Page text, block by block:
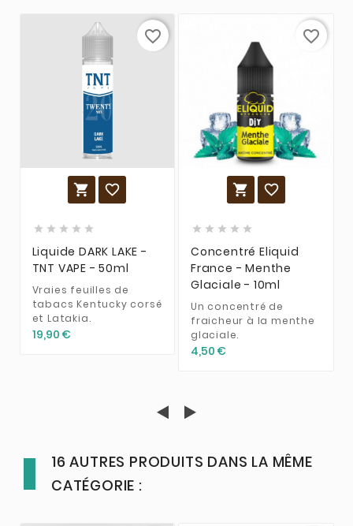
 
    
Liquide DARK LAKE -
TNT VAPE - 50ml
Vraies feuilles de
tabacs Kentucky corsé
et Latakia.
19,90 €
favorite_border
 
    
Concentré Eliquid
France - Menthe
Glaciale - 10ml
Un concentré de
fraicheur à la menthe
glaciale.
4,50 €
favorite_border
16 AUTRES PRODUITS DANS LA MÊME
CATÉGORIE :